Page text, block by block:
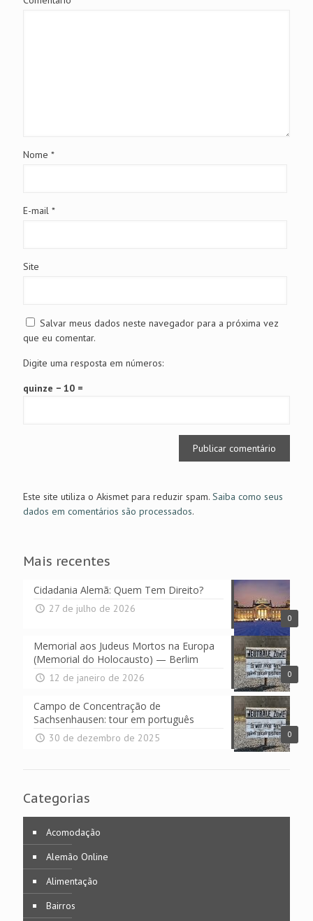
Nome *
E-mail *
Site
Salvar meus dados neste navegador para a próxima vez
que eu comentar.
Digite uma resposta em números:
quinze − 10 =
Este site utiliza o Akismet para reduzir spam. Saiba como seus
dados em comentários são processados.
Mais recentes
0
Cidadania Alemã: Quem Tem Direito?
27 de julho de 2026
0
Memorial aos Judeus Mortos na Europa
(Memorial do Holocausto) — Berlim
12 de janeiro de 2026
0
Campo de Concentração de
Sachsenhausen: tour em português
30 de dezembro de 2025
Categorias
Acomodação
Alemão Online
Alimentação
Bairros